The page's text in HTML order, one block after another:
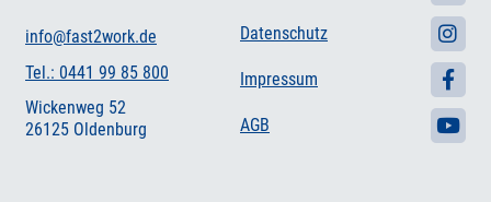
info@fast2work.de
Tel.: 0441 99 85 800
Wickenweg 52
26125 Oldenburg
Datenschutz
Impressum
AGB